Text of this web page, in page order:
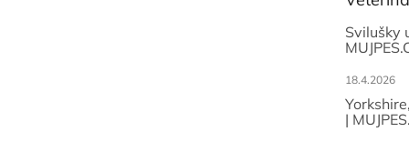
Svilušky
18.4.2026
|